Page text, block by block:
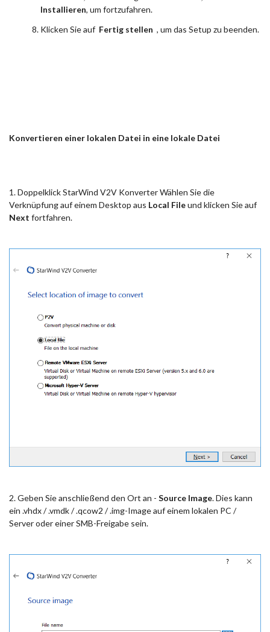
Installieren, um fortzufahren.
Klicken Sie auf Fertig stellen , um das Setup zu beenden.
Konvertieren einer lokalen Datei in eine lokale Datei
1. Doppelklick StarWind V2V Konverter Wählen Sie die
Verknüpfung auf einem Desktop aus Local Fileund klicken Sie auf
Next fortfahren.
2. Geben Sie anschließend den Ort an - Source Image. Dies kann
ein .vhdx / .vmdk / .qcow2 / .img-Image auf einem lokalen PC /
Server oder einer SMB-Freigabe sein.